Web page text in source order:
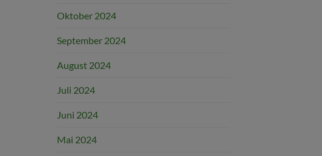
Oktober 2024
September 2024
August 2024
Juli 2024
Juni 2024
Mai 2024